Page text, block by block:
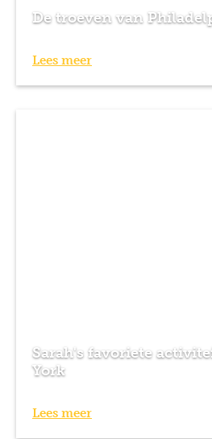
De troeven van
Lees meer
Sarah's favoriete
York
Lees meer